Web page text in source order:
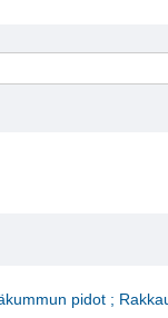
pidot ;